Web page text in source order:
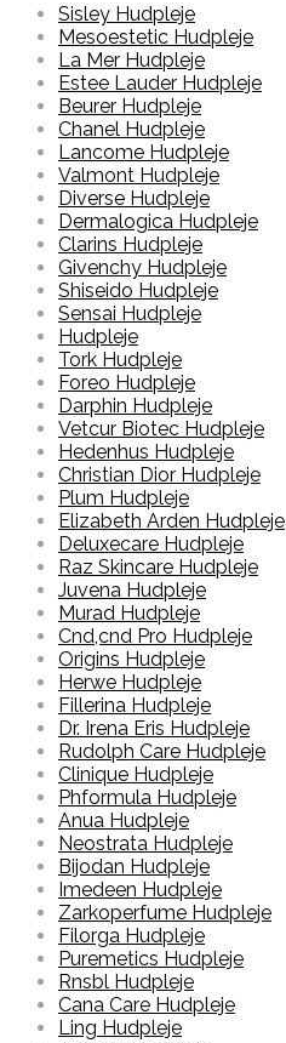
Sisley Hudpleje
Mesoestetic Hudpleje
La Mer Hudpleje
Estee Lauder Hudpleje
Beurer Hudpleje
Chanel Hudpleje
Lancome Hudpleje
Valmont Hudpleje
Diverse Hudpleje
Dermalogica Hudpleje
Clarins Hudpleje
Givenchy Hudpleje
Shiseido Hudpleje
Sensai Hudpleje
Hudpleje
Tork Hudpleje
Foreo Hudpleje
Darphin Hudpleje
Vetcur Biotec Hudpleje
Hedenhus Hudpleje
Christian Dior Hudpleje
Plum Hudpleje
Elizabeth Arden Hudpleje
Deluxecare Hudpleje
Raz Skincare Hudpleje
Juvena Hudpleje
Murad Hudpleje
Cnd,cnd Pro Hudpleje
Origins Hudpleje
Herwe Hudpleje
Fillerina Hudpleje
Dr. Irena Eris Hudpleje
Rudolph Care Hudpleje
Clinique Hudpleje
Phformula Hudpleje
Anua Hudpleje
Neostrata Hudpleje
Bijodan Hudpleje
Imedeen Hudpleje
Zarkoperfume Hudpleje
Filorga Hudpleje
Puremetics Hudpleje
Rnsbl Hudpleje
Cana Care Hudpleje
Ling Hudpleje